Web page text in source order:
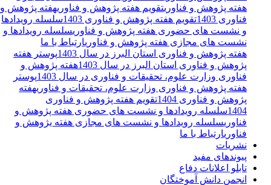
هفته پژوهش و فناوریتقویم هفته پژوهش و فناوریهفته پژوهش و
فناوری 1403
تقویم هفته پژوهش و فناوری 1403
سلسله رویدادها
و نشست های حضوری هفته پژوهش و فناوریسلسله رویدادها و
نشست های مجازی هفته پژوهش و فناوریارتباط با ما
هفته پژوهش و فناوری استان البرز در سال 1403
پوستر هفته
پژوهش و فناوری استان البرز در سال 1403
هفته پژوهش و
فناوری وزارت علوم، تحقیقات و فناوری در سال 1403
پوستر
هفته پژوهش و فناوری وزارت علوم، تحقیقات و فناوریهفته
پژوهش و فناوری 1404
تقویم هفته پژوهش و فناوری
1404سلسله رویدادها و نشست های حضوری هفته پژوهش و
فناوریسلسله رویدادها و نشست های مجازی هفته یژوهش و
فناوریارتباط با ما
نشریات
پیوندهای مفید
تابلو اعلانات دفاع
انجمن دانش آموختگان